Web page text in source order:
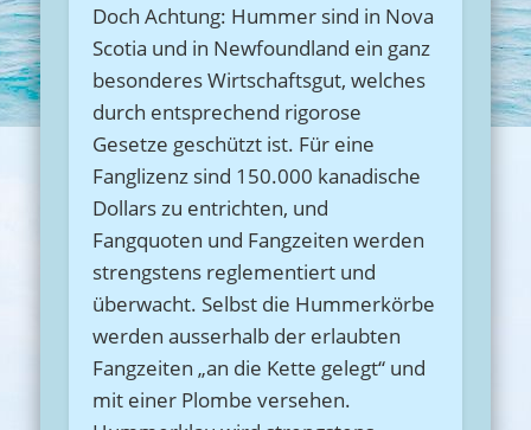
Doch Achtung: Hummer sind in Nova
Scotia und in Newfoundland ein ganz
besonderes Wirtschaftsgut, welches
durch entsprechend rigorose
Gesetze geschützt ist. Für eine
Fanglizenz sind 150.000 kanadische
Dollars zu entrichten, und
Fangquoten und Fangzeiten werden
strengstens reglementiert und
überwacht. Selbst die Hummerkörbe
werden ausserhalb der erlaubten
Fangzeiten „an die Kette gelegt“ und
mit einer Plombe versehen.